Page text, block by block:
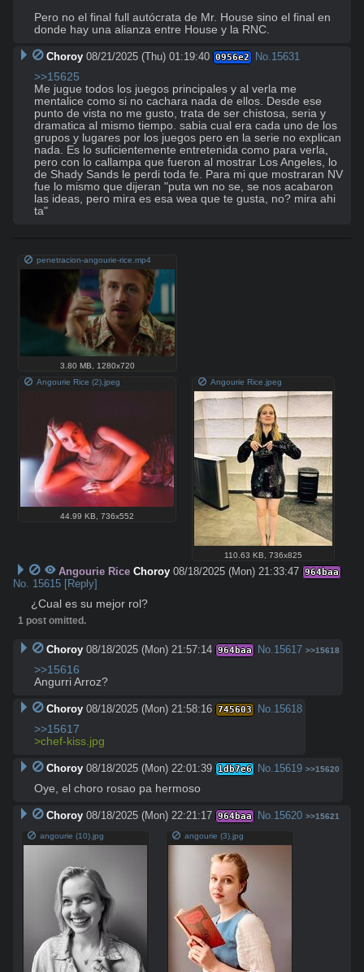
Pero no el final full autócrata de Mr. House sino el final en
donde hay una alianza entre House y la RNC.
Choroy 08/21/2025 (Thu) 01:19:40 0956e2 No. 15631
>>15625
Me jugue todos los juegos principales y al verla me
mentalice como si no cachara nada de ellos. Desde ese
punto de vista no me gusto, trata de ser chistosa, seria y
dramatica al mismo tiempo. sabia cual era cada uno de los
grupos y lugares por los juegos pero en la serie no explican
nada. Es lo suficientemente entretenida como para verla,
pero con lo callampa que fueron al mostrar Los Angeles, lo
de Shady Sands le perdi toda fe. Para mi que mostraran NV
fue lo mismo que dijeran "puta wn no se, se nos acabaron
las ideas, pero mira es esa wea que te gusta, no? mira ahi
ta"
penetracion-angourie-rice.mp4
3.80 MB
1280x720
Angourie Rice (2).jpeg
44.99 KB,736x552
Angourie Rice.jpeg
110.63 KB,736x825
Angourie Rice Choroy 08/18/2025 (Mon) 21:33:47 964baa
No. 15615 [Reply]
¿Cual es su mejor rol?
1 post omitted.
Choroy 08/18/2025 (Mon) 21:57:14 964baa No. 15617 >>15618
>>15616
Angurri Arroz?
Choroy 08/18/2025 (Mon) 21:58:16 745603 No. 15618
>>15617
>chef-kiss.jpg
Choroy 08/18/2025 (Mon) 22:01:39 1db7e6 No. 15619 >>15620
Oye, el choro rosao pa hermoso
Choroy 08/18/2025 (Mon) 22:21:17 964baa No. 15620 >>15621
angourie (10).jpg angourie (3).jpg